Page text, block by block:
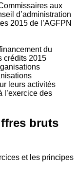
aux
d’administration
2015 de l’AGFPN
du
crédits 2015
leurs activités
l’exercice des
bruts
et les principes